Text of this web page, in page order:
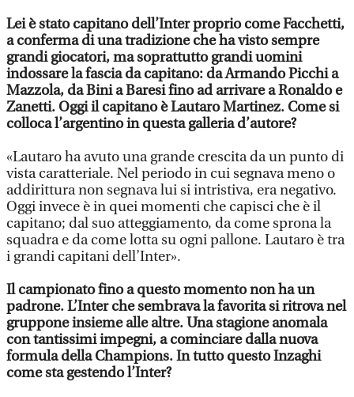
Lei è stato capitano dell’Inter proprio come Facchetti,
a conferma di una tradizione che ha visto sempre
grandi giocatori, ma soprattutto grandi uomini
indossare la fascia da capitano: da Armando Picchi a
Mazzola, da Bini a Baresi fino ad arrivare a Ronaldo e
Zanetti. Oggi il capitano è Lautaro Martinez. Come si
colloca l’argentino in questa galleria d’autore?
«Lautaro ha avuto una grande crescita da un punto di
vista caratteriale. Nel periodo in cui segnava meno o
addirittura non segnava lui si intristiva, era negativo.
Oggi invece è in quei momenti che capisci che è il
capitano; dal suo atteggiamento, da come sprona la
squadra e da come lotta su ogni pallone. Lautaro è tra
i grandi capitani dell’Inter».
Il campionato fino a questo momento non ha un
padrone. L’Inter che sembrava la favorita si ritrova nel
gruppone insieme alle altre. Una stagione anomala
con tantissimi impegni, a cominciare dalla nuova
formula della Champions. In tutto questo Inzaghi
come sta gestendo l’Inter?